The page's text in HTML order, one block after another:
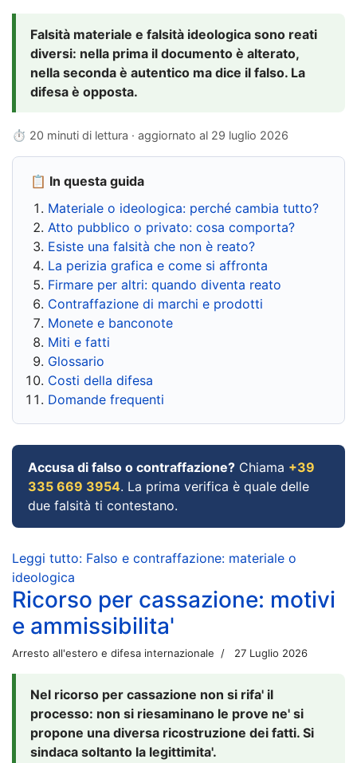
Falsità materiale e falsità ideologica sono reati
diversi: nella prima il documento è alterato,
nella seconda è autentico ma dice il falso. La
difesa è opposta.
⏱ 20 minuti di lettura · aggiornato al 29 luglio 2026
📋 In questa guida
Materiale o ideologica: perché cambia tutto?
Atto pubblico o privato: cosa comporta?
Esiste una falsità che non è reato?
La perizia grafica e come si affronta
Firmare per altri: quando diventa reato
Contraffazione di marchi e prodotti
Monete e banconote
Miti e fatti
Glossario
Costi della difesa
Domande frequenti
Accusa di falso o contraffazione? Chiama +39
335 669 3954. La prima verifica è quale delle
due falsità ti contestano.
Leggi tutto: Falso e contraffazione: materiale o
ideologica
Ricorso per cassazione: motivi
e ammissibilita'
Arresto all'estero e difesa internazionale 27 Luglio 2026
Nel ricorso per cassazione non si rifa' il
processo: non si riesaminano le prove ne' si
propone una diversa ricostruzione dei fatti. Si
sindaca soltanto la legittimita'.